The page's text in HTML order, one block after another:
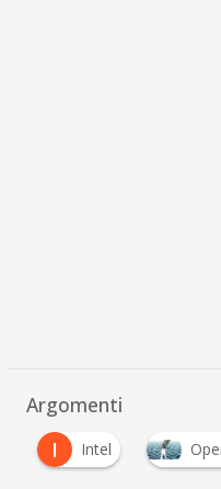
Argomenti
I Intel